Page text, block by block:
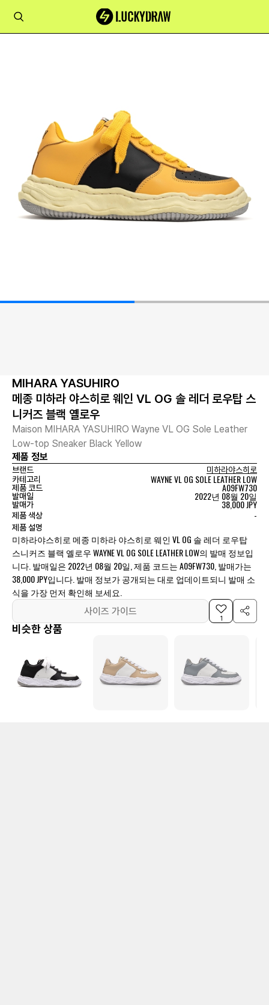
MIHARA YASUHIRO
메종 미하라 야스히로 웨인 VL OG 솔 레더 로우탑 스
니커즈 블랙 옐로우
Maison MIHARA YASUHIRO Wayne VL OG Sole Leather
Low-top Sneaker Black Yellow
제품 정보
브랜드
미하라야스히로
카테고리
WAYNE VL OG SOLE LEATHER LOW
제품 코드 A09FW730
발매일 2022년 08월 20일
발매가 38,000 JPY
제품 색상 -
제품 설명
미하라야스히로 메종 미하라 야스히로 웨인 VL OG 솔 레더 로우탑
스니커즈 블랙 옐로우 WAYNE VL OG SOLE LEATHER LOW의 발매 정보입
니다. 발매일은 2022년 08월 20일, 제품 코드는 A09FW730, 발매가는
38,000 JPY입니다. 발매 정보가 공개되는 대로 업데이트되니 발매 소
식을 가장 먼저 확인해 보세요.
사이즈 가이드
1
비슷한 상품